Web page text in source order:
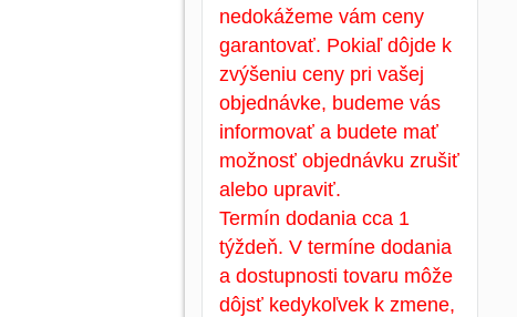
nedokážeme vám ceny
garantovať. Pokiaľ dôjde k
zvýšeniu ceny pri vašej
objednávke, budeme vás
informovať a budete mať
možnosť objednávku zrušiť
alebo upraviť.
Termín dodania cca 1
týždeň. V termíne dodania
a dostupnosti tovaru môže
dôjsť kedykoľvek k zmene,